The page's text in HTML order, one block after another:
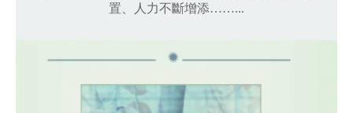
置、人力不斷增添……...